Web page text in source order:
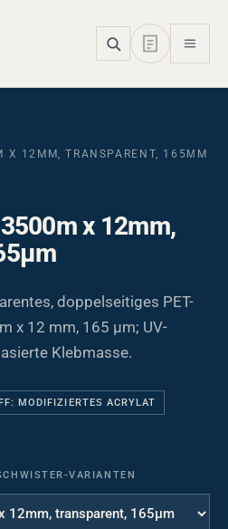
12MM, TRANSPARENT, 165ΜM
x 12mm,
doppelseitiges PET-
x 12 mm, 165 µm; UV-
Klebmasse.
MODIFIZIERTES ACRYLAT
VARIANTEN